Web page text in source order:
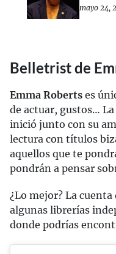
mayo 24,
Belletrist de
Emma Roberts es
de actuar, gustos…
inició junto con su
lectura con títulos
aquellos que te
pondrán a pensar
¿Lo mejor? La
algunas librerías
donde podrías